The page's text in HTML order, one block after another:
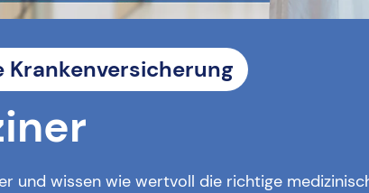
Krankenversicherung
und wissen wie wertvoll die richtige